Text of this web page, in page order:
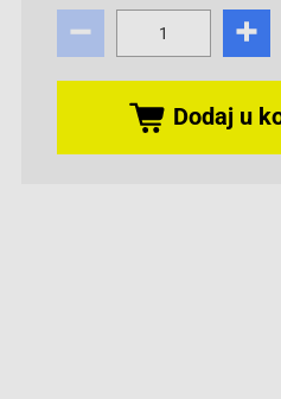
Dodaj u